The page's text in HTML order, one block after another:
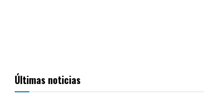
Últimas noticias